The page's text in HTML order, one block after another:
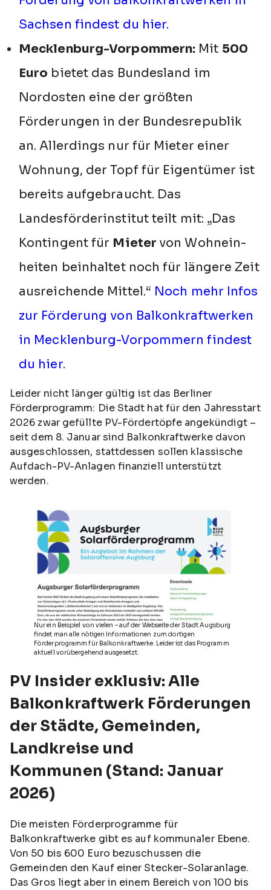
Sachsen findest du hier.
Mecklenburg-Vorpommern: Mit 500
Euro bietet das Bundesland im
Nordosten eine der größten
Förderungen in der Bundesrepublik
an. Allerdings nur für Mieter einer
Wohnung, der Topf für Eigentümer ist
bereits aufgebraucht. Das
Landesförderinstitut teilt mit: „Das
Kontin­gent für Mieter von Wohn­ein­
heiten bein­haltet noch für längere Zeit
aus­reichende Mit­tel.“ Noch mehr Infos
zur Förderung von Balkonkraftwerken
in Mecklenburg-Vorpommern findest
du hier.
Leider nicht länger gültig ist das Berliner
Förderprogramm: Die Stadt hat für den Jahresstart
2026 zwar gefüllte PV-Fördertöpfe angekündigt –
seit dem 8. Januar sind Balkonkraftwerke davon
ausgeschlossen, stattdessen sollen klassische
Aufdach-PV-Anlagen finanziell unterstützt
werden.
Nur ein Beispiel von vielen – auf der Webseite der Stadt Augsburg
findet man alle nötigen Informationen zum dortigen
Förderprogramm für Balkonkraftwerke. Leider ist das Programm
aktuell vorübergehend ausgesetzt.
PV Insider exklusiv: Alle
Balkonkraftwerk Förderungen
der Städte, Gemeinden,
Landkreise und
Kommunen (Stand: Januar
2026)
Die meisten Förderprogramme für
Balkonkraftwerke gibt es auf kommunaler Ebene.
Von 50 bis 600 Euro bezuschussen die
Gemeinden den Kauf einer Stecker-Solaranlage.
Das Gros liegt aber in einem Bereich von 100 bis